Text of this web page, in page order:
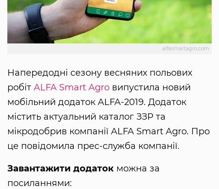
alfasmartagro.com
Напередодні сезону весняних польових
робіт ALFA Smart Agro випустила новий
мобільний додаток ALFA-2019. Додаток
містить актуальний каталог ЗЗР та
мікродобрив компанії ALFA Smart Agro. Про
це повідомила прес-служба компанії.
Завантажити додаток можна за
посиланнями: